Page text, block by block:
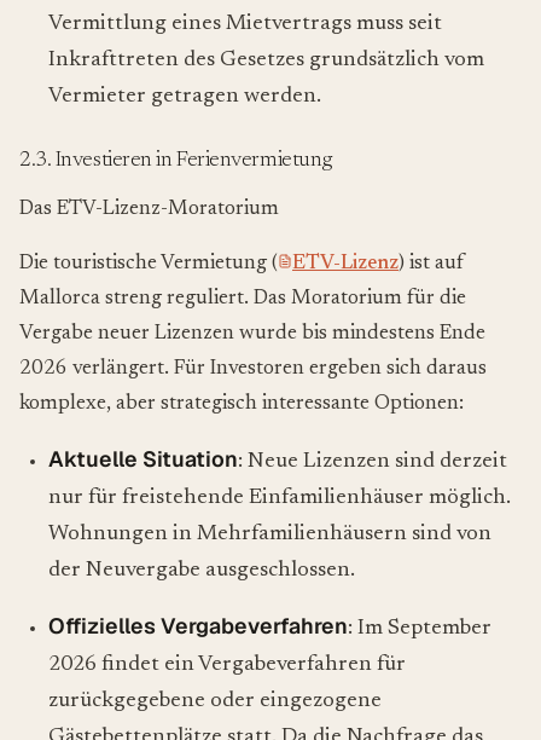
Vermittlung eines Mietvertrags muss seit
Inkrafttreten des Gesetzes grundsätzlich vom
Vermieter getragen werden.
2.3. Investieren in Ferienvermietung
Das ETV-Lizenz-Moratorium
Die touristische Vermietung ( ETV-Lizenz) ist auf
Mallorca streng reguliert. Das Moratorium für die
Vergabe neuer Lizenzen wurde bis mindestens Ende
2026 verlängert. Für Investoren ergeben sich daraus
komplexe, aber strategisch interessante Optionen:
Aktuelle Situation: Neue Lizenzen sind derzeit
nur für freistehende Einfamilienhäuser möglich.
Wohnungen in Mehrfamilienhäusern sind von
der Neuvergabe ausgeschlossen.
Offizielles Vergabeverfahren: Im September
2026 findet ein Vergabeverfahren für
zurückgegebene oder eingezogene